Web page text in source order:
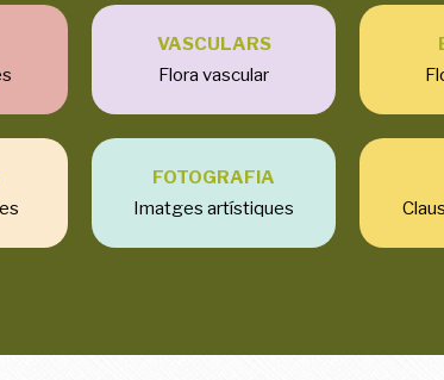
VASCULARS
Flora vascular
FOTOGRAFIA
Imatges artístiques